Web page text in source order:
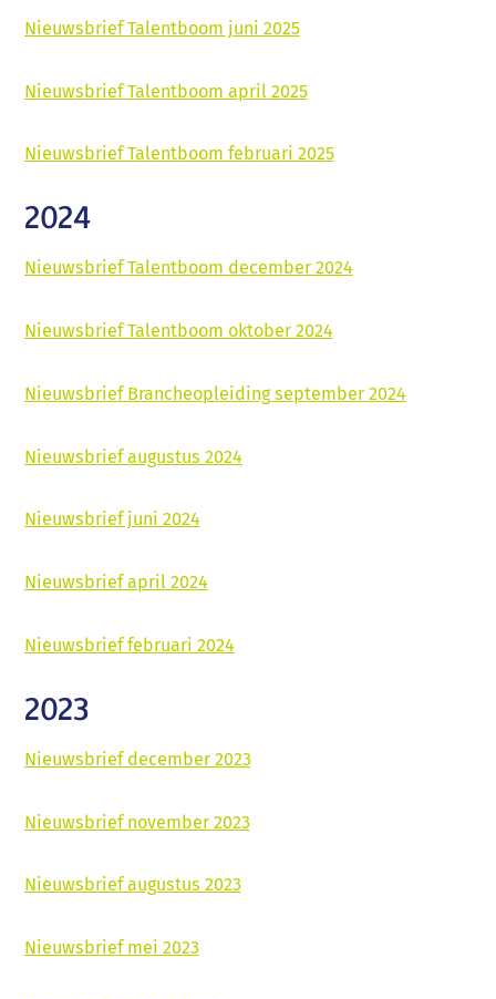
06 57 64 34 58 (Mariëlle) of 06 38 78 57 53
E-mail:
info@talentboom.nl
Nieuwsbrief Talentboom juni 2025
Nieuwsbrief Talentboom april 2025
Nieuwsbrief Talentboom februari 2025
2024
Nieuwsbrief Talentboom december 2024
Nieuwsbrief Talentboom oktober 2024
Nieuwsbrief Brancheopleiding september 2024
Nieuwsbrief augustus 2024
Nieuwsbrief juni 2024
Nieuwsbrief april 2024
Nieuwsbrief februari 2024
2023
Nieuwsbrief december 2023
Nieuwsbrief november 2023
Nieuwsbrief augustus 2023
Nieuwsbrief mei 2023